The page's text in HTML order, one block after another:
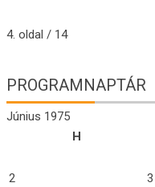
4. oldal / 14
PROGRAMNAPTÁR
Június 1975
H
2 3